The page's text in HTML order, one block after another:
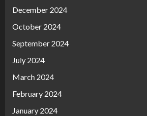
December 2024
October 2024
September 2024
July 2024
March 2024
February 2024
January 2024